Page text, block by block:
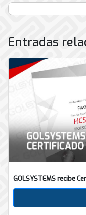
Entradas
GOLSYSTEMS recibe